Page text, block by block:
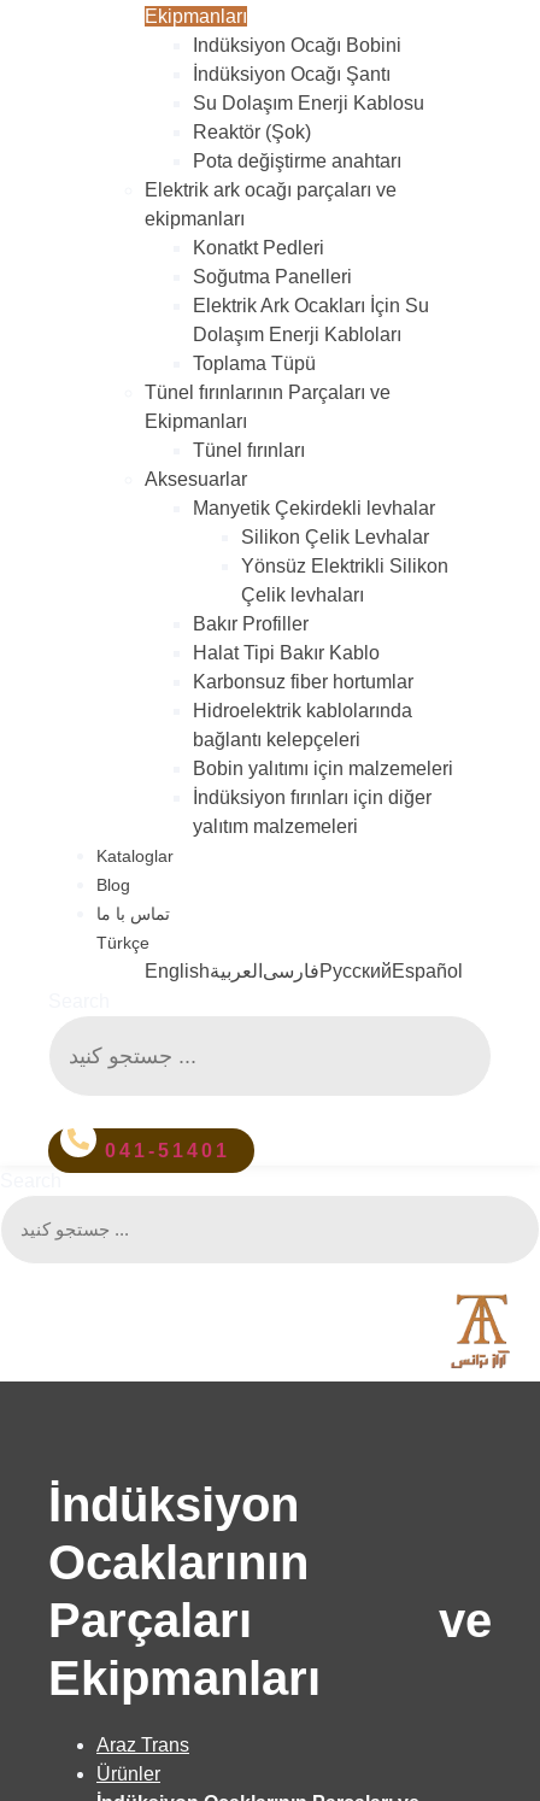
Ekipmanları
Indüksiyon Ocağı Bobini
İndüksiyon Ocağı Şantı
Su Dolaşım Enerji Kablosu
Reaktör (Şok)
Pota değiştirme anahtarı
Elektrik ark ocağı parçaları ve
ekipmanları
Konatkt Pedleri
Soğutma Panelleri
Elektrik Ark Ocakları İçin Su
Dolaşım Enerji Kabloları
Toplama Tüpü
Tünel fırınlarının Parçaları ve
Ekipmanları
Tünel fırınları
Aksesuarlar
Manyetik Çekirdekli levhalar
Silikon Çelik Levhalar
Yönsüz Elektrikli Silikon
Çelik levhaları
Bakır Profiller
Halat Tipi Bakır Kablo
Karbonsuz fiber hortumlar
Hidroelektrik kablolarında
bağlantı kelepçeleri
Bobin yalıtımı için malzemeleri
İndüksiyon fırınları için diğer
yalıtım malzemeleri
Kataloglar
Blog
تماس با ما
Türkçe
English فارسی العربية РусскийEspañol
041-51401
İndüksiyon
Ocaklarının
Parçaları ve
Ekipmanları
Araz Trans
Ürünler